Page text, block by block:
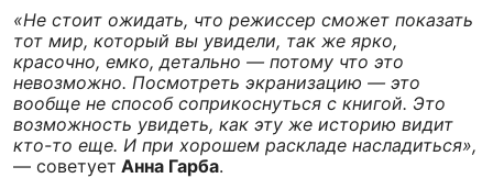
«Не стоит ожидать, что режиссер сможет показать
тот мир, который вы увидели, так же ярко,
красочно, емко, детально — потому что это
невозможно. Посмотреть экранизацию — это
вообще не способ соприкоснуться с книгой. Это
возможность увидеть, как эту же историю видит
кто-то еще. И при хорошем раскладе насладиться»,
— советует Анна Гарба.